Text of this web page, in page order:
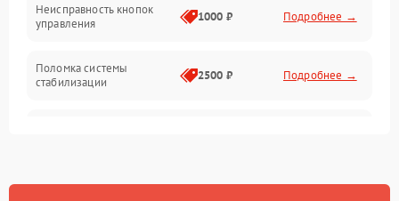
Неисправность кнопок
управления
1000 ₽ Подробнее →
Поломка системы
стабилизации
2500 ₽ Подробнее →
Неисправность системы